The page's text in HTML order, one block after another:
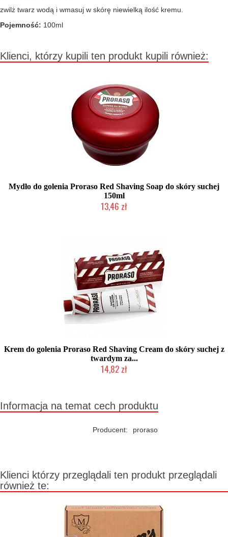
zwilż twarz wodą i wmasuj w skórę niewielką ilość kremu.
Pojemność: 100ml
Klienci, którzy kupili ten produkt kupili również:
Mydło do golenia Proraso Red Shaving Soap do skóry suchej
150ml
13,46 zł
Krem do golenia Proraso Red Shaving Cream do skóry suchej z
twardym za...
14,82 zł
Informacja na temat cech produktu
Producent: proraso
Klienci którzy przeglądali ten produkt przeglądali
również te: